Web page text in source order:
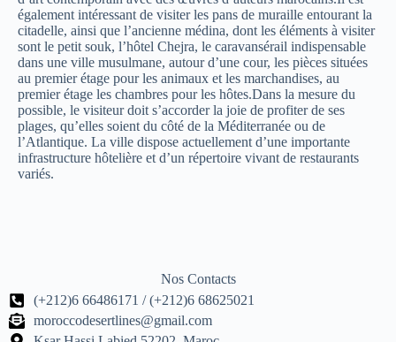
également intéressant de visiter les pans de muraille entourant la
citadelle, ainsi que l’ancienne médina, dont les éléments à visiter
sont le petit souk, l’hôtel Chejra, le caravansérail indispensable
dans une ville musulmane, autour d’une cour, les pièces situées
au premier étage pour les animaux et les marchandises, au
premier étage les chambres pour les hôtes.Dans la mesure du
possible, le visiteur doit s’accorder la joie de profiter de ses
plages, qu’elles soient du côté de la Méditerranée ou de
l’Atlantique. La ville dispose actuellement d’une importante
infrastructure hôtelière et d’un répertoire vivant de restaurants
variés.
Nos Contacts
(+212)6 66486171 / (+212)6 68625021
moroccodesertlines@gmail.com